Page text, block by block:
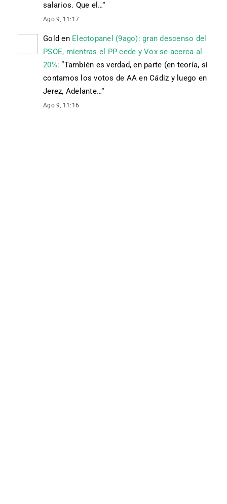
salarios. Que el…”
Ago 9, 11:17
Gold en Electopanel (9ago): gran descenso del
PSOE, mientras el PP cede y Vox se acerca al
20%: “También es verdad, en parte (en teoría, si
contamos los votos de AA en Cádiz y luego en
Jerez, Adelante…”
Ago 9, 11:16